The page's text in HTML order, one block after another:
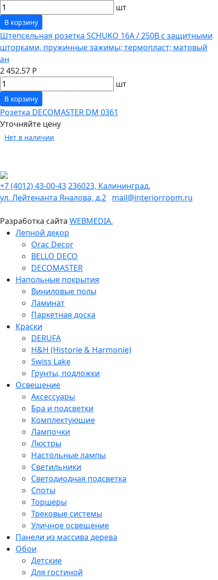
шт
В корзину
Штепсельная розетка SCHUKO 16А / 250В с защитными
шторками, пружинные зажимы; термопласт; матовый
ан
2 452.57 Р
шт
В корзину
Розетка DECOMASTER DM 0361
Уточняйте цену
Нет в наличии
+7 (4012) 43-00-43236023, Калининград,
ул. Лейтенанта Яналова, д.2 mail@interiorroom.ru
Разработка сайта WEBMEDIA.
Лепной декор
Orac Decor
BELLO DECO
DECOMASTER
Напольные покрытия
Виниловые полы
Ламинат
Паркетная доска
Краски
DERUFA
H&H (Historie & Harmonie)
Swiss Lake
Грунты, подложки
Освещение
Аксессуары
Бра и подсветки
Комплектующие
Лампочки
Люстры
Настольные лампы
Светильники
Светодиодная подсветка
Споты
Торшеры
Трековые системы
Уличное освещение
Панели из массива дерева
Обои
Детские
Для гостиной